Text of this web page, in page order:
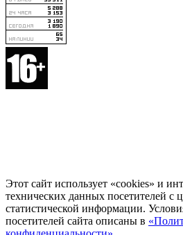
Этот сайт использует «cookies» и
технических данных посетителей с
статистической информации.
посетителей сайта описаны в